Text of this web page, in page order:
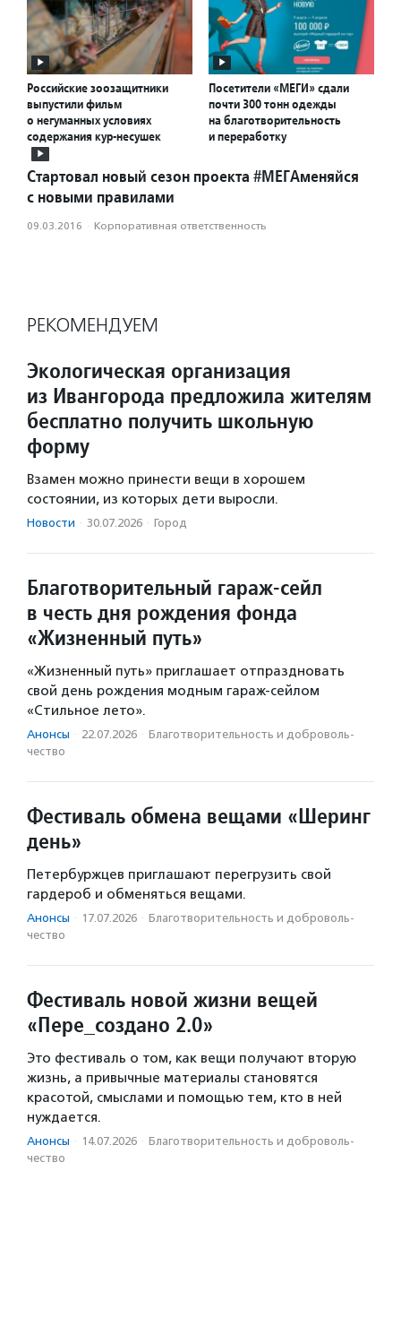
Российские зоозащитники
выпустили фильм
о негуманных условиях
содержания кур-несушек
Посетители «МЕГИ» сдали
почти 300 тонн одежды
на благотворительность
и переработку
Стартовал новый сезон проекта #МЕГАменяйся
с новыми правилами
09.03.2016 · Корпоративная ответственность
РЕКОМЕНДУЕМ
Экологическая организация
из Ивангорода предложила жителям
бесплатно получить школьную
форму
Взамен можно принести вещи в хорошем
состоянии, из которых дети выросли.
Новости · 30.07.2026 · Город
Благотворительный гараж-сейл
в честь дня рождения фонда
«Жизненный путь»
«Жизненный путь» приглашает отпраздновать
свой день рождения модным гараж-сейлом
«Стильное лето».
Анонсы · 22.07.2026 · Благотвори­тель­ность и доброволь­
чест­во
Фестиваль обмена вещами «Шеринг
день»
Петербуржцев приглашают перегрузить свой
гардероб и обменяться вещами.
Анонсы · 17.07.2026 · Благотвори­тель­ность и доброволь­
чест­во
Фестиваль новой жизни вещей
«Пере_создано 2.0»
Это фестиваль о том, как вещи получают вторую
жизнь, а привычные материалы становятся
красотой, смыслами и помощью тем, кто в ней
нуждается.
Анонсы · 14.07.2026 · Благотвори­тель­ность и доброволь­
чест­во